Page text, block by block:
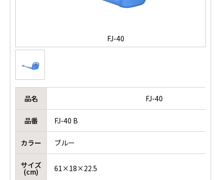
FJ-40
品名 FJ-40
品番 FJ-40 B
カラー ブルー
サイズ
(cm) 61×18×22.5